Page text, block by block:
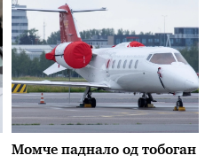
Момче паднало од тобоган